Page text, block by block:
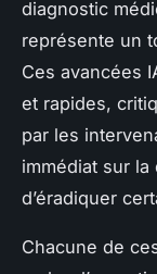
diagnostic
représente un
Ces avancées
et rapides,
par les
immédiat sur
d’éradiquer
Chacune de